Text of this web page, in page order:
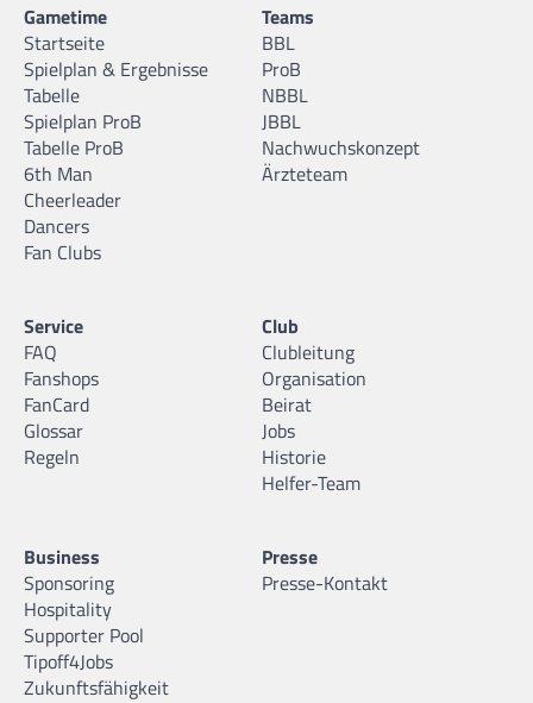
Gametime
Startseite
Spielplan & Ergebnisse
Tabelle
Spielplan ProB
Tabelle ProB
6th Man
Cheerleader
Dancers
Fan Clubs
Teams
BBL
ProB
NBBL
JBBL
Nachwuchskonzept
Ärzteteam
Service
FAQ
Fanshops
FanCard
Glossar
Regeln
Club
Clubleitung
Organisation
Beirat
Jobs
Historie
Helfer-Team
Business
Sponsoring
Hospitality
Supporter Pool
Tipoff4Jobs
Zukunftsfähigkeit
Presse
Presse-Kontakt